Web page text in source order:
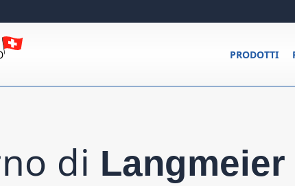
PRODOTTI
di Langmeier